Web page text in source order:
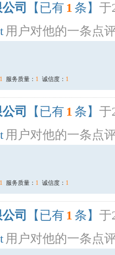
司 【已有 1 条】 于
用户对他的一条点
1 服务质量： 1 诚信度： 1
司 【已有 1 条】 于
用户对他的一条点
1 服务质量： 1 诚信度： 1
司 【已有 1 条】 于
用户对他的一条点